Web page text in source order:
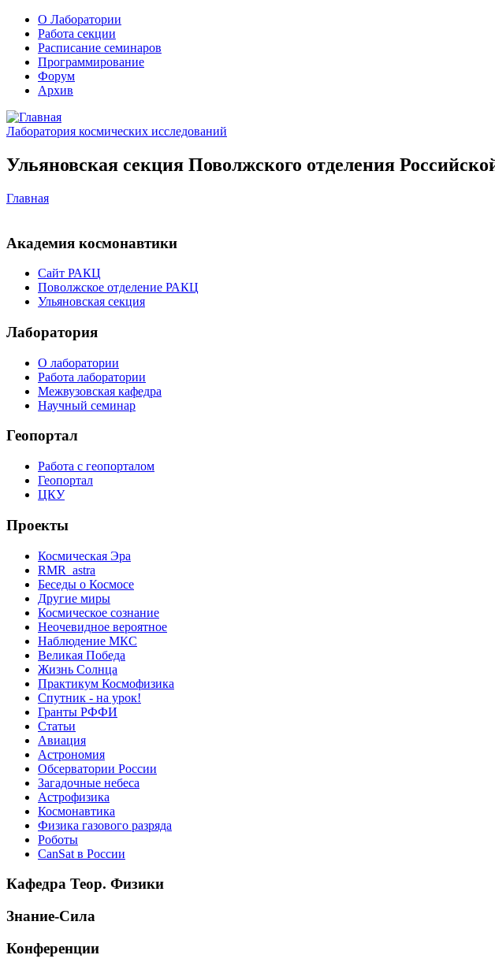
О Лаборатории
Работа секции
Расписание семинаров
Программирование
Форум
Архив
Лаборатория космических исследований
Ульяновская секция Поволжского отделения
Главная
Академия космонавтики
Сайт РАКЦ
Поволжское отделение РАКЦ
Ульяновская секция
Лаборатория
О лаборатории
Работа лаборатории
Межвузовская кафедра
Научный семинар
Геопортал
Работа с геопорталом
Геопортал
ЦКУ
Проекты
Космическая Эра
RMR_astra
Беседы о Космосе
Другие миры
Космическое сознание
Неочевидное вероятное
Наблюдение МКС
Великая Победа
Жизнь Солнца
Практикум Космофизика
Спутник - на урок!
Гранты РФФИ
Статьи
Авиация
Астрономия
Обсерватории России
Загадочные небеса
Астрофизика
Космонавтика
Физика газового разряда
Роботы
CanSat в России
Кафедра Теор. Физики
Знание-Сила
Конференции